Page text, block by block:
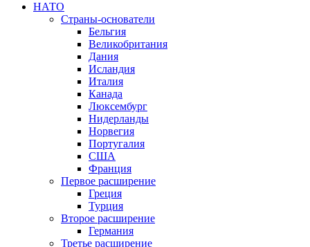
НАТО
Страны-основатели
Бельгия
Великобритания
Дания
Исландия
Италия
Канада
Люксембург
Нидерланды
Норвегия
Португалия
США
Франция
Первое расширение
Греция
Турция
Второе расширение
Германия
Третье расширение